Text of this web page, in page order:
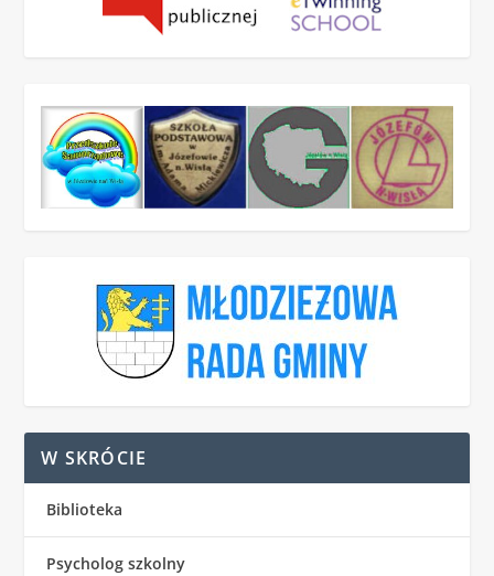
W SKRÓCIE
Biblioteka
Psycholog szkolny